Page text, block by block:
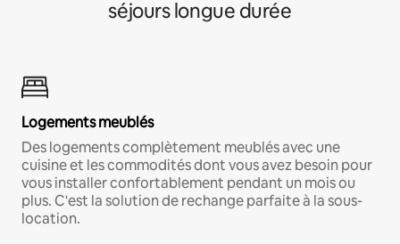
séjours longue durée
Logements meublés
Des logements complètement meublés avec une
cuisine et les commodités dont vous avez besoin pour
vous installer confortablement pendant un mois ou
plus. C'est la solution de rechange parfaite à la sous-
location.